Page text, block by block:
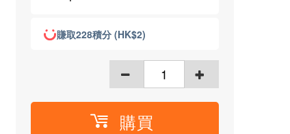
賺取228積分 (HK$2)
購買